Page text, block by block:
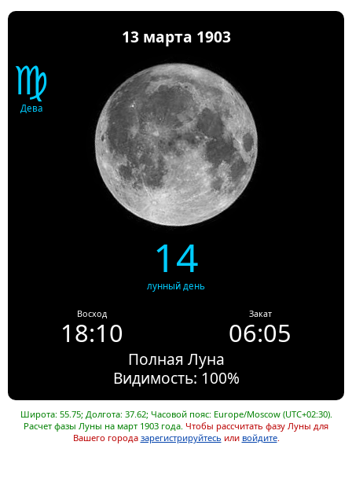
13 марта 1903
♍
Дева
14
лунный день
Восход
18:10
Закат
06:05
Полная Луна
Видимость: 100%
Широта: 55.75; Долгота: 37.62; Часовой пояс: Europe/Moscow (UTC+02:30).
Расчет фазы Луны на март 1903 года. Чтобы рассчитать фазу Луны для
Вашего города зарегистрируйтесь или войдите.